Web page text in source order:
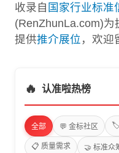
收录自 国家行业标准
(RenZhunLa.com)
提供推介展位 ，欢迎
🔥 认准啦热榜
全部 💬 金标社区 🏷️
📋 质量需求 🤝 标准众